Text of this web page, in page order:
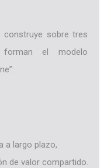
construye sobre tres
forman el modelo
a largo plazo,
de valor compartido.